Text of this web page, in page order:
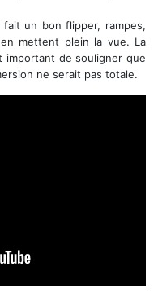
un bon flipper, rampes,
mettent plein la vue. La
important de souligner que
ne serait pas totale.